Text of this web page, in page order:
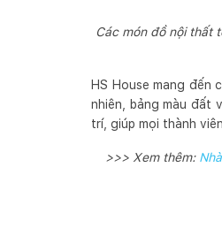
Các món đồ nội thất
HS House mang
nhiên, bảng màu đất
trí, giúp mọi thành
>>> Xem thêm: